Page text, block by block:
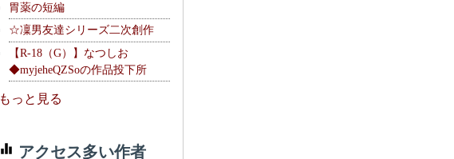
胃薬の短編
☆凜男友達シリーズ二次創作
【R-18（G）】なつしお
◆myjeheQZSoの作品投下所
もっと見る
アクセス多い作者